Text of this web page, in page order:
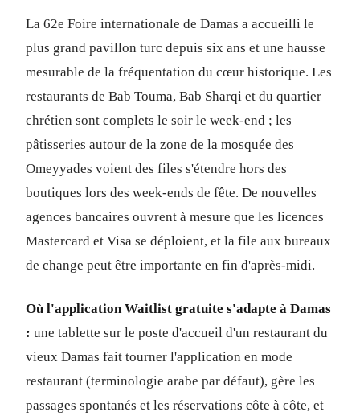
La 62e Foire internationale de Damas a accueilli le
plus grand pavillon turc depuis six ans et une hausse
mesurable de la fréquentation du cœur historique. Les
restaurants de Bab Touma, Bab Sharqi et du quartier
chrétien sont complets le soir le week-end ; les
pâtisseries autour de la zone de la mosquée des
Omeyyades voient des files s'étendre hors des
boutiques lors des week-ends de fête. De nouvelles
agences bancaires ouvrent à mesure que les licences
Mastercard et Visa se déploient, et la file aux bureaux
de change peut être importante en fin d'après-midi.
Où l'application Waitlist gratuite s'adapte à Damas
: une tablette sur le poste d'accueil d'un restaurant du
vieux Damas fait tourner l'application en mode
restaurant (terminologie arabe par défaut), gère les
passages spontanés et les réservations côte à côte, et